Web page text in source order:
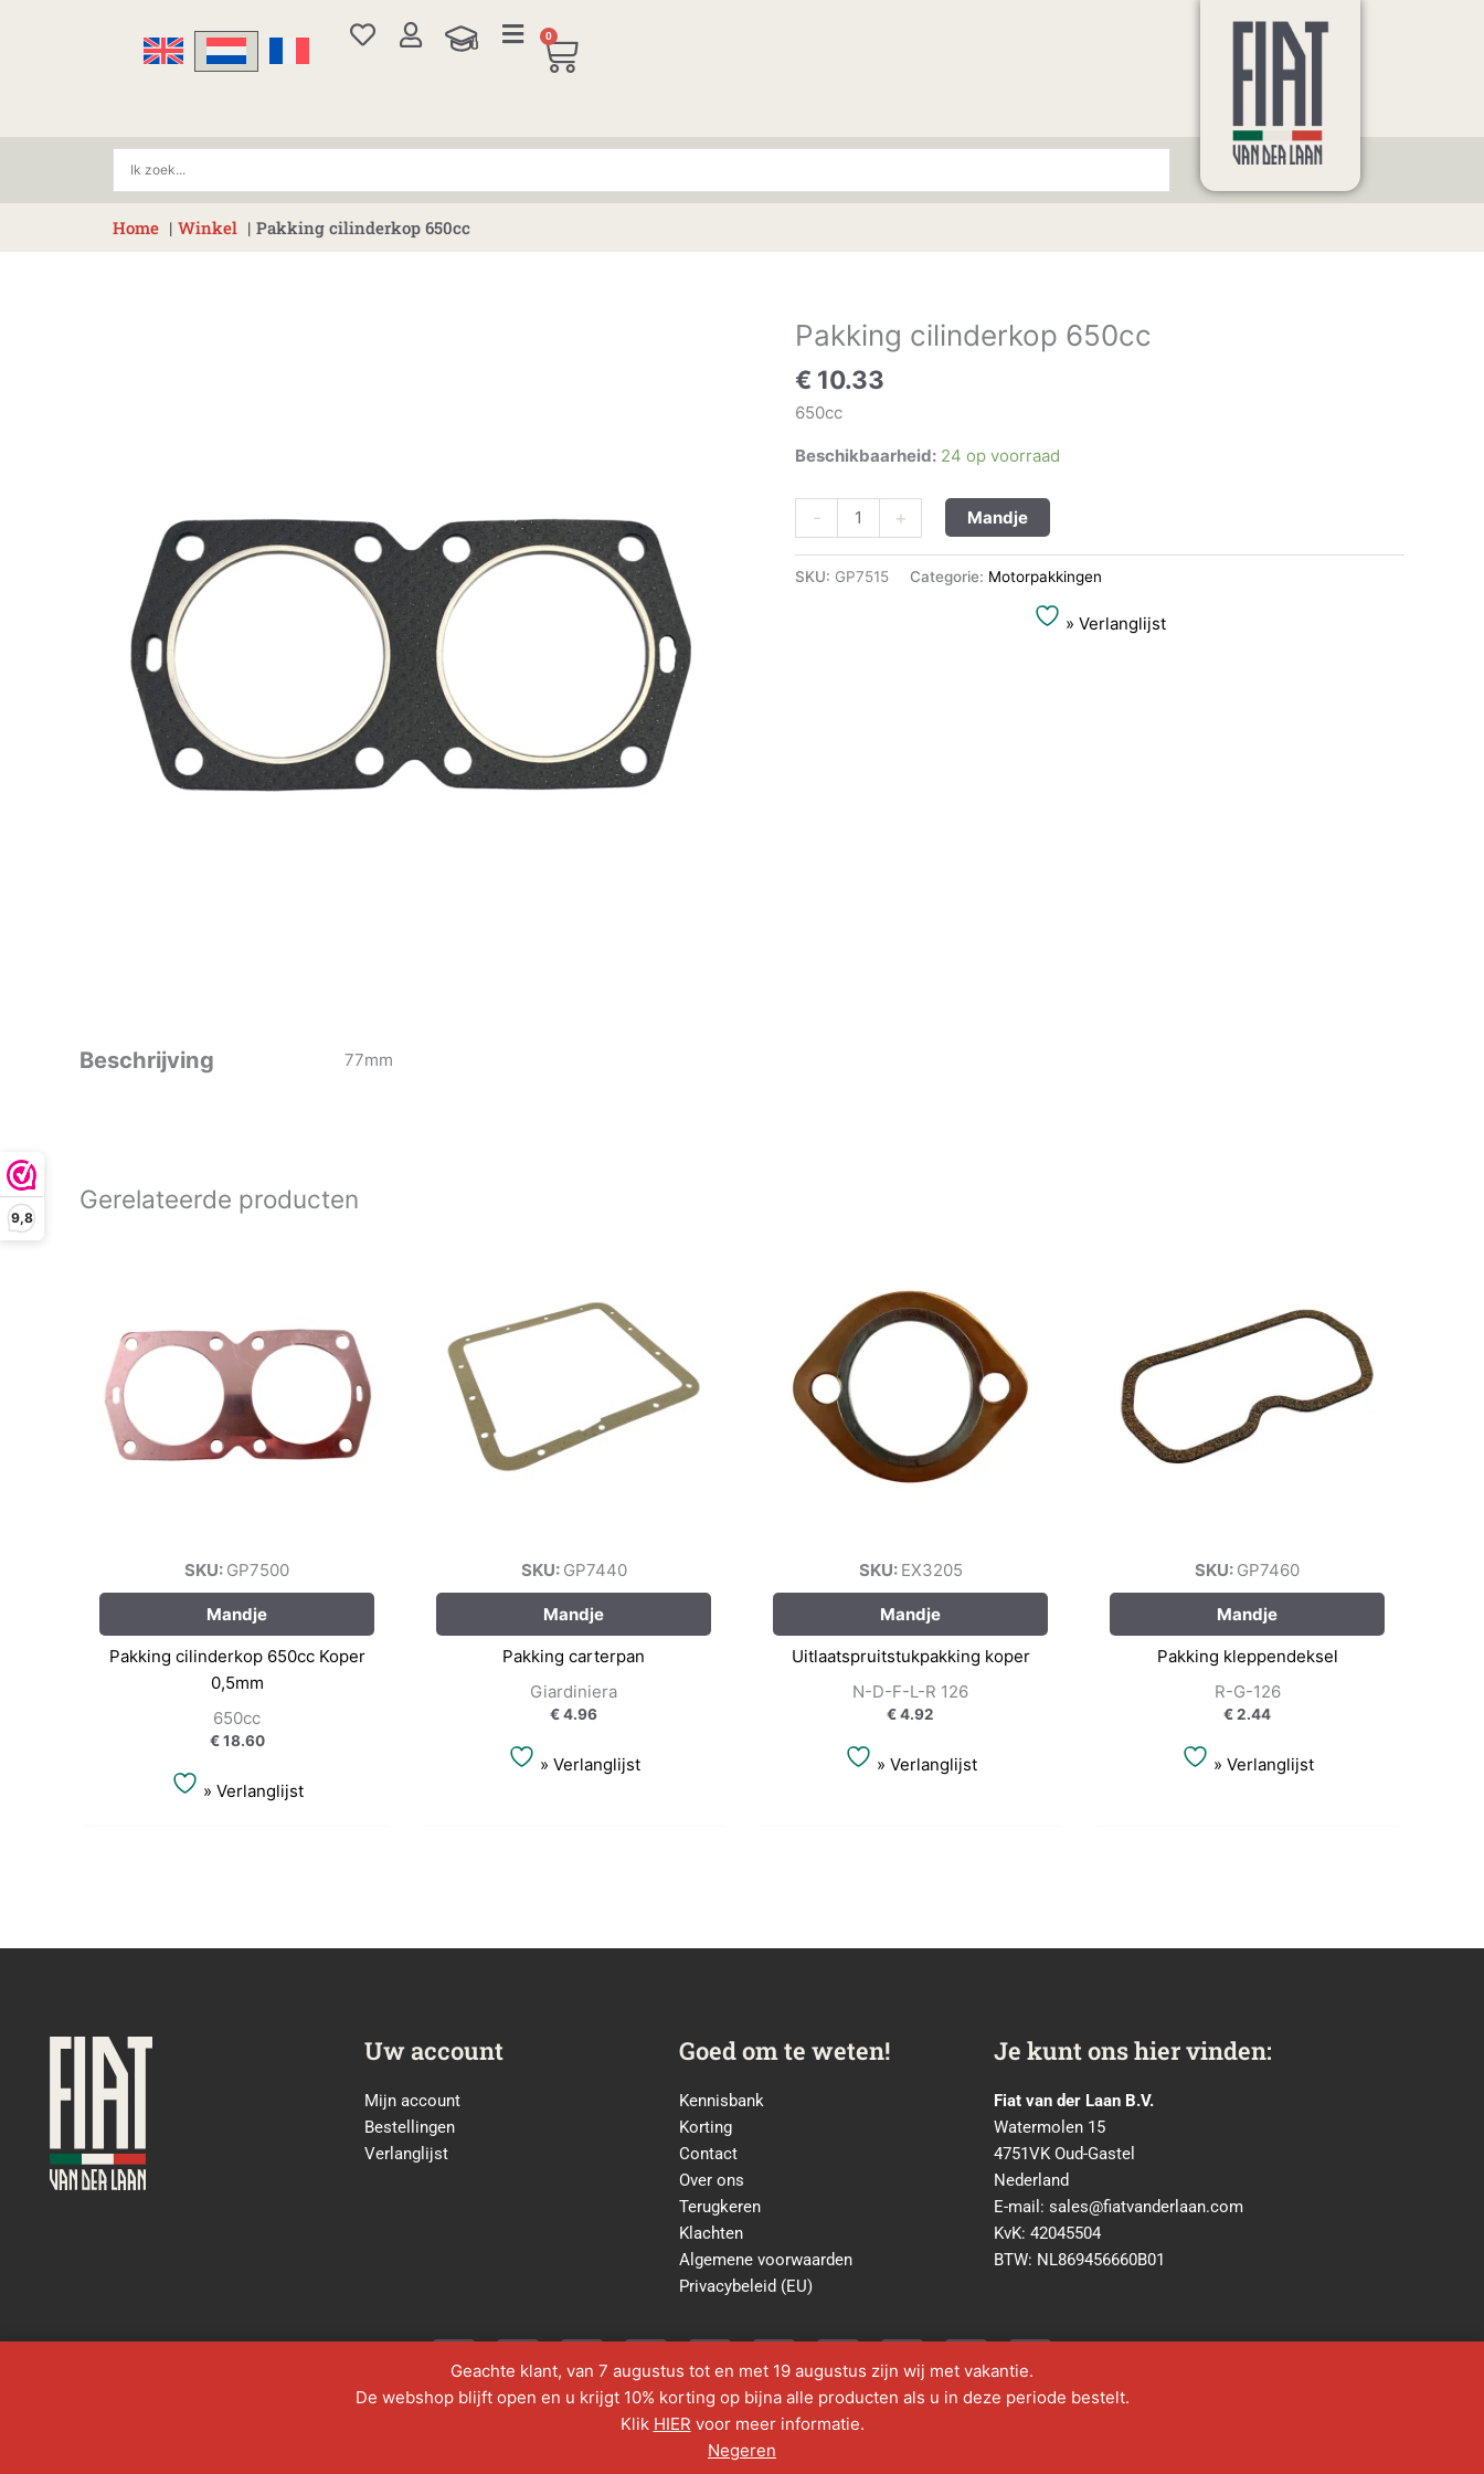
9,8
Geachte klant, van 7 augustus tot en met 19 augustus zijn wij met vakantie.
De webshop blijft open en u krijgt 10% korting op bijna alle producten als u in deze periode bestelt.
Klik HIER voor meer informatie.
Negeren
0
Winkelwagen
Home Winkel Pakking cilinderkop 650cc
Pakking cilinderkop 650cc
€ 10.33
650cc
Beschikbaarheid: 24 op voorraad
-
Pakking
650cc
aantal
+ Mandje
SKU: GP7515 Categorie: Motorpakkingen
» Verlanglijst
Beschrijving 77mm
Gerelateerde producten
SKU: GP7500
Mandje
Pakking cilinderkop 650cc Koper
0,5mm
650cc
€18.60
» Verlanglijst
SKU: GP7440
Mandje
Pakking carterpan
Giardiniera
€4.96
» Verlanglijst
SKU: EX3205
Mandje
Uitlaatspruitstukpakking koper
N-D-F-L-R 126
€4.92
» Verlanglijst
SKU: GP7460
Mandje
Pakking kleppendeksel
R-G-126
€2.44
» Verlanglijst
Uw account
Mijn account
Bestellingen
Verlanglijst
Goed om te weten!
Kennisbank
Korting
Contact
Over ons
Terugkeren
Klachten
Algemene voorwaarden
Privacybeleid (EU)
Je kunt ons hier vinden:
Fiat van der Laan B.V.
Watermolen 15
4751VK Oud-Gastel
Nederland
E-mail: sales@fiatvanderlaan.com
KvK: 42045504
BTW: NL869456660B01
P
h
o
n
E
n
v
e
W
h
a
t
T
e
l
e
g
C
o
m
m
e
n
T
i
k
t
o
k
F
a
c
e
b
I
n
s
t
L
i
n
k
Y
o
u
t
Copyright © 2026 Fiat van der Laan B.V.